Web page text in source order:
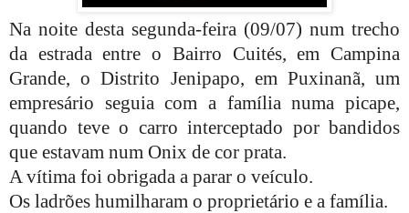
Na noite desta segunda-feira (09/07) num trecho
da estrada entre o Bairro Cuités, em Campina
Grande, o Distrito Jenipapo, em Puxinanã, um
empresário seguia com a família numa picape,
quando teve o carro interceptado por bandidos
que estavam num Onix de cor prata.
A vítima foi obrigada a parar o veículo.
Os ladrões humilharam o proprietário e a família.